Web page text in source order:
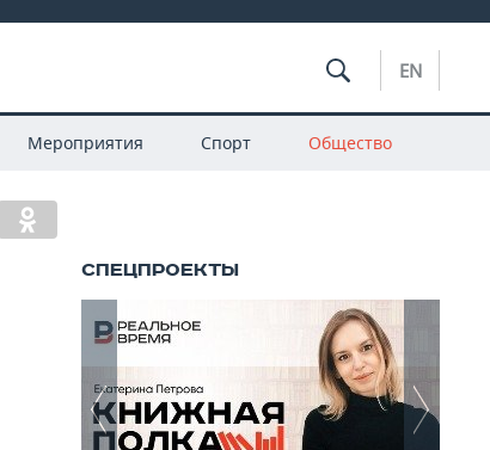
EN
Мероприятия Спорт Общество